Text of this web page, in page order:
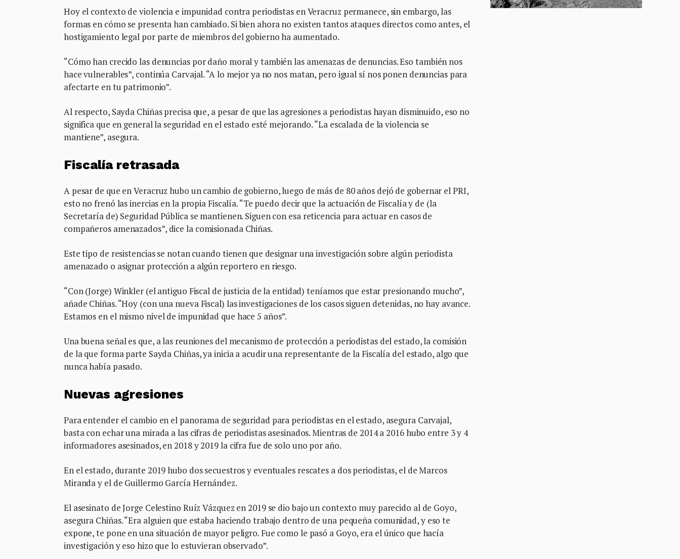
Hoy el contexto de violencia e impunidad contra periodistas en Veracruz permanece, sin embargo, las
formas en cómo se presenta han cambiado. Si bien ahora no existen tantos ataques directos como antes, el
hostigamiento legal por parte de miembros del gobierno ha aumentado.
“Cómo han crecido las denuncias por daño moral y también las amenazas de denuncias. Eso también nos
hace vulnerables”, continúa Carvajal. “A lo mejor ya no nos matan, pero igual sí nos ponen denuncias para
afectarte en tu patrimonio”.
Al respecto, Sayda Chiñas precisa que, a pesar de que las agresiones a periodistas hayan disminuido, eso no
significa que en general la seguridad en el estado esté mejorando. “La escalada de la violencia se
mantiene”, asegura.
Fiscalía retrasada
A pesar de que en Veracruz hubo un cambio de gobierno, luego de más de 80 años dejó de gobernar el PRI,
esto no frenó las inercias en la propia Fiscalía. “Te puedo decir que la actuación de Fiscalía y de (la
Secretaría de) Seguridad Pública se mantienen. Siguen con esa reticencia para actuar en casos de
compañeros amenazados”, dice la comisionada Chiñas.
Este tipo de resistencias se notan cuando tienen que designar una investigación sobre algún periodista
amenazado o asignar protección a algún reportero en riesgo.
“Con (Jorge) Winkler (el antiguo Fiscal de justicia de la entidad) teníamos que estar presionando mucho”,
añade Chiñas. “Hoy (con una nueva Fiscal) las investigaciones de los casos siguen detenidas, no hay avance.
Estamos en el mismo nivel de impunidad que hace 5 años”.
Una buena señal es que, a las reuniones del mecanismo de protección a periodistas del estado, la comisión
de la que forma parte Sayda Chiñas, ya inicia a acudir una representante de la Fiscalía del estado, algo que
nunca había pasado.
Nuevas agresiones
Para entender el cambio en el panorama de seguridad para periodistas en el estado, asegura Carvajal,
basta con echar una mirada a las cifras de periodistas asesinados. Mientras de 2014 a 2016 hubo entre 3 y 4
informadores asesinados, en 2018 y 2019 la cifra fue de solo uno por año.
En el estado, durante 2019 hubo dos secuestros y eventuales rescates a dos periodistas, el de Marcos
Miranda y el de Guillermo García Hernández.
El asesinato de Jorge Celestino Ruíz Vázquez en 2019 se dio bajo un contexto muy parecido al de Goyo,
asegura Chiñas. “Era alguien que estaba haciendo trabajo dentro de una pequeña comunidad, y eso te
expone, te pone en una situación de mayor peligro. Fue como le pasó a Goyo, era el único que hacía
investigación y eso hizo que lo estuvieran observado”.